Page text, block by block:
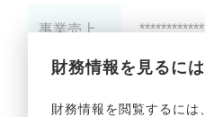
財務情報を見るには
財務情報を閲覧するには
事業売上
事業利益